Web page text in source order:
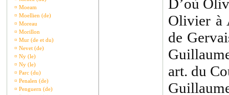
¤ Moeam
¤ Moellien (de)
¤ Moreau
¤ Morillon
¤ Mur (de et du)
¤ Nevet (de)
¤ Ny (le)
¤ Ny (le)
¤ Parc (du)
¤ Penalen (de)
¤ Penguern (de)
D’où
Olivier à
de
art. du